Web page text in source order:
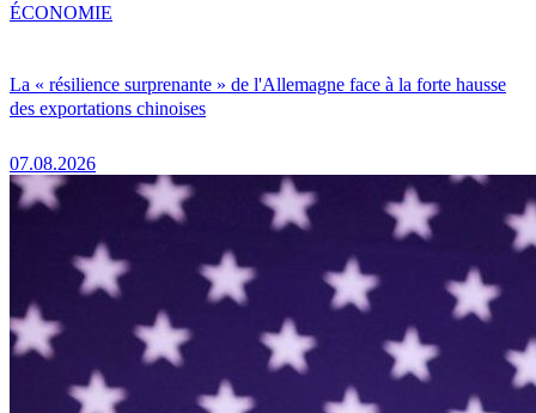
La « résilience surprenante » de l'Allemagne face à la forte hausse
des exportations chinoises
07.08.2026
ÉCONOMIE